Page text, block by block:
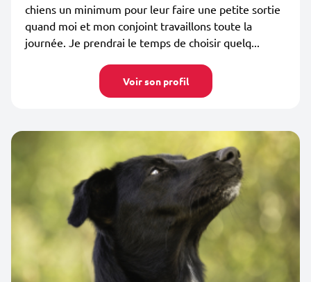
chiens un minimum pour leur faire une petite sortie
quand moi et mon conjoint travaillons toute la
journée. Je prendrai le temps de choisir quelq...
Voir son profil